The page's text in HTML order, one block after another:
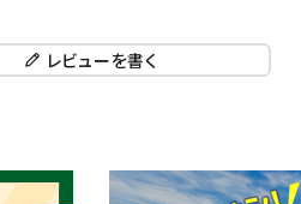
レビューを書く